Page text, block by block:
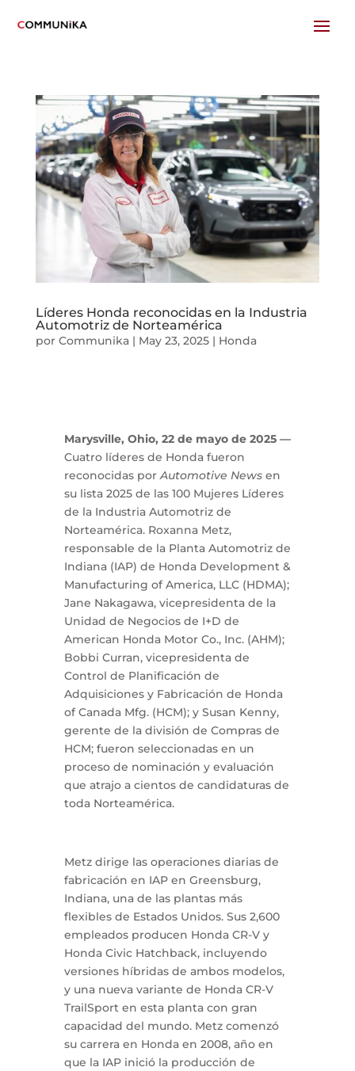
Líderes Honda reconocidas en la Industria
Automotriz de Norteamérica
por Communika| May 23, 2025| Honda
Marysville, Ohio, 22 de mayo de 2025 —
Cuatro líderes de Honda fueron
reconocidas porAutomotive Newsen
su lista 2025 de las 100 Mujeres Líderes
de la Industria Automotriz de
Norteamérica. Roxanna Metz,
responsable de la Planta Automotriz de
Indiana (IAP) de Honda Development &
Manufacturing of America, LLC (HDMA);
Jane Nakagawa, vicepresidenta de la
Unidad de Negocios de I+D de
American Honda Motor Co., Inc. (AHM);
Bobbi Curran, vicepresidenta de
Control de Planificación de
Adquisiciones y Fabricación de Honda
of Canada Mfg. (HCM); y Susan Kenny,
gerente de la división de Compras de
HCM; fueron seleccionadas en un
proceso de nominación y evaluación
que atrajo a cientos de candidaturas de
toda Norteamérica.
Metz dirige las operaciones diarias de
fabricación en IAP en Greensburg,
Indiana, una de las plantas más
flexibles de Estados Unidos. Sus 2,600
empleados producen Honda CR-V y
Honda Civic Hatchback, incluyendo
versiones híbridas de ambos modelos,
y una nueva variante de Honda CR-V
TrailSport en esta planta con gran
capacidad del mundo. Metz comenzó
su carrera en Honda en 2008, año en
que la IAP inició la producción de